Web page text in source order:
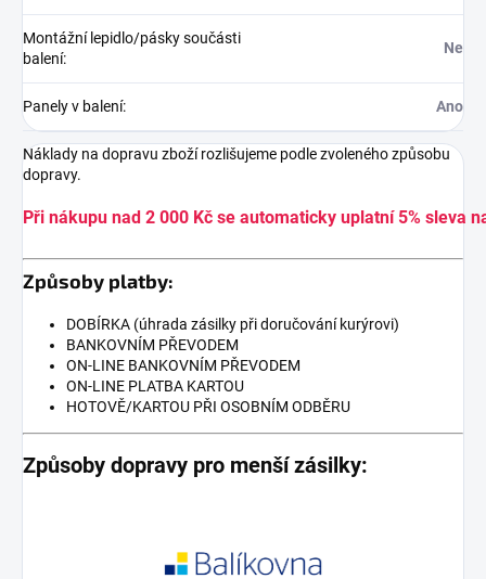
Montážní lepidlo/pásky součásti
balení:
Ne
Panely v balení: Ano
Náklady na dopravu zboží rozlišujeme podle zvoleného způsobu
dopravy.
Při nákupu nad 2 000 Kč se automaticky uplatní 5% sleva
Způsoby platby:
DOBÍRKA (úhrada zásilky při doručování kurýrovi)
BANKOVNÍM PŘEVODEM
ON-LINE BANKOVNÍM PŘEVODEM
ON-LINE PLATBA KARTOU
HOTOVĚ/KARTOU PŘI OSOBNÍM ODBĚRU
Způsoby dopravy pro menší zásilky: